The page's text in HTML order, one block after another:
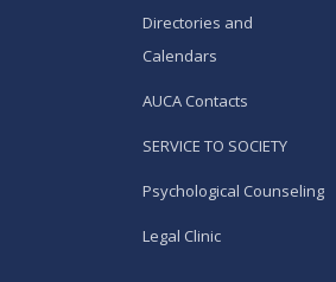
Directories and
Calendars
AUCA Contacts
SERVICE TO SOCIETY
Psychological Counseling
Legal Clinic